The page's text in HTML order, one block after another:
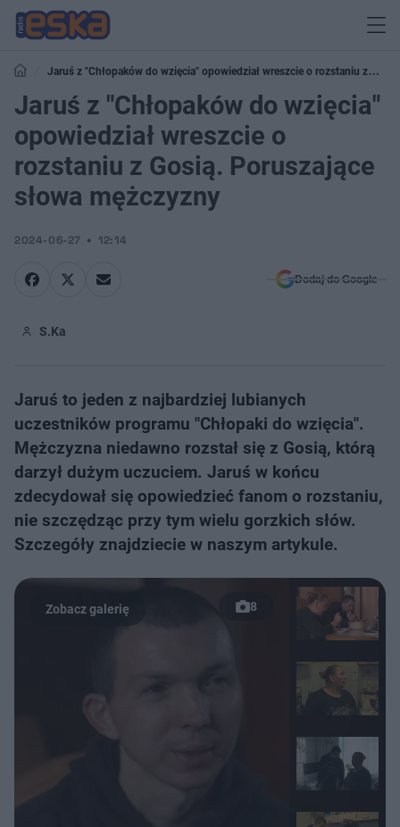
Jaruś z "Chłopaków do wzięcia" opowiedział wreszcie o rozstaniu z
Gosią. Poruszające słowa mężczyzny
Jaruś z "Chłopaków do wzięcia"
opowiedział wreszcie o
rozstaniu z Gosią. Poruszające
słowa mężczyzny
2024-06-27 12:14
Dodaj do Google
S.Ka
Jaruś to jeden z najbardziej lubianych
uczestników programu "Chłopaki do wzięcia".
Mężczyzna niedawno rozstał się z Gosią, którą
darzył dużym uczuciem. Jaruś w końcu
zdecydował się opowiedzieć fanom o rozstaniu,
nie szczędząc przy tym wielu gorzkich słów.
Szczegóły znajdziecie w naszym artykule.
8